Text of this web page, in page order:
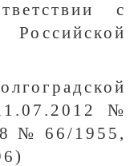
с
№
№ 66/1955,